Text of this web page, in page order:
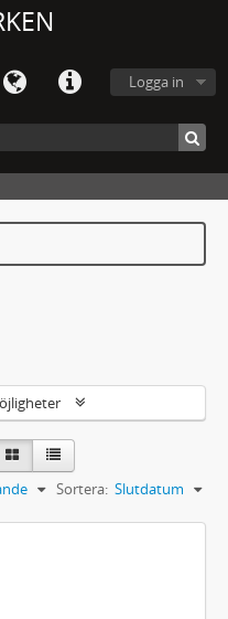
Logga in
Sortera: Slutdatum